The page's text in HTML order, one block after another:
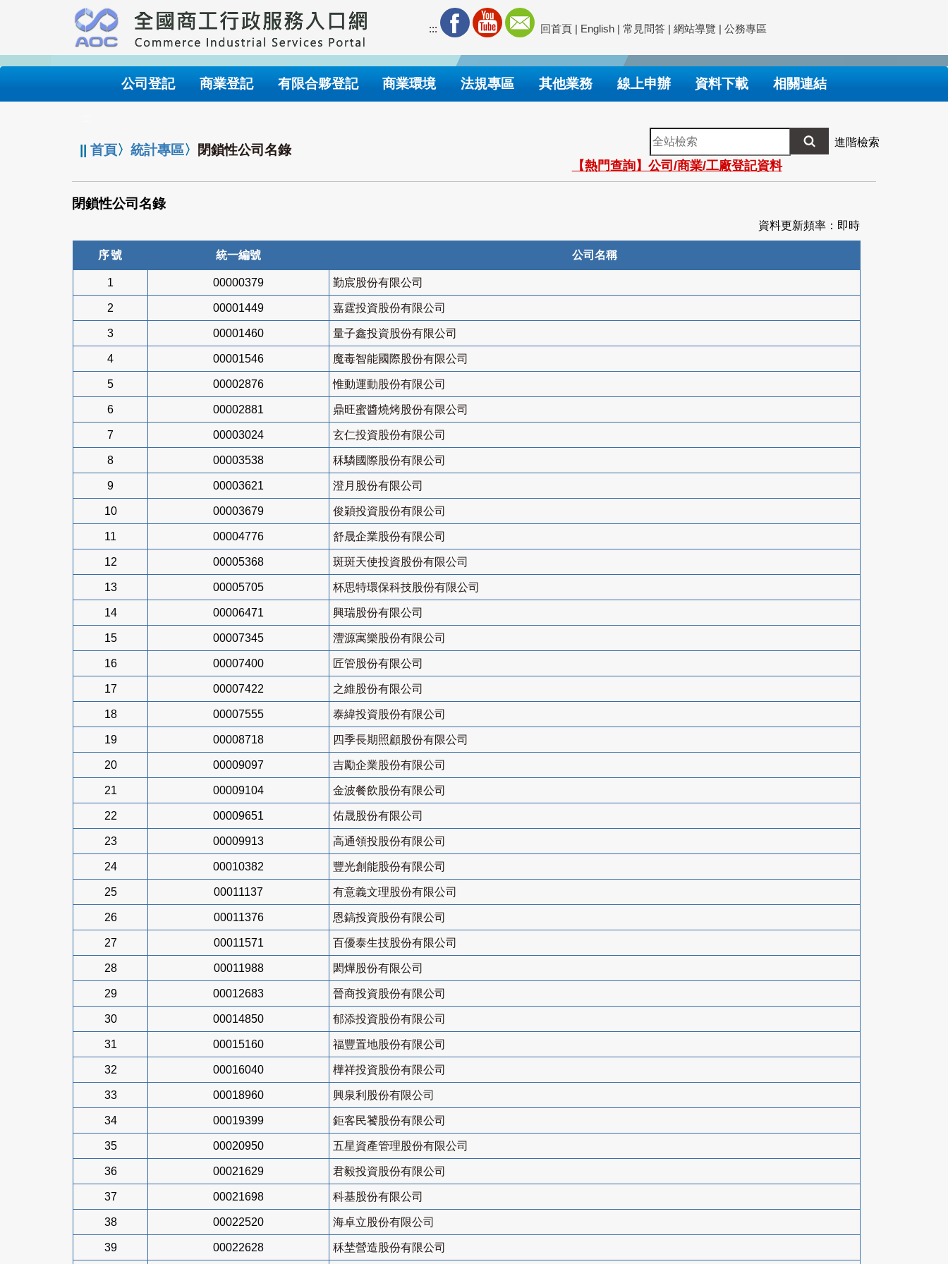
要
內
::: 回首頁 | English | 常見問答 | 網站導覽 | 公務專區
公司登記 商業登記 有限合夥登記 商業環境 法規專區 其他業務 線上申辦 資料下載 相關連結
||首頁〉統計專區〉 閉鎖性公司名錄
全
站
檢
索
進階檢索
【熱門查詢】公司/商業/工廠登記資料
閉鎖性公司名錄
資料更新頻率：即時
序號 統一編號 公司名稱
1 00000379 勤宸股份有限公司
2 00001449 嘉霆投資股份有限公司
3 00001460 量子鑫投資股份有限公司
4 00001546 魔毒智能國際股份有限公司
5 00002876 惟動運動股份有限公司
6 00002881 鼎旺蜜醬燒烤股份有限公司
7 00003024 玄仁投資股份有限公司
8 00003538 秝驎國際股份有限公司
9 00003621 澄月股份有限公司
10 00003679 俊穎投資股份有限公司
11 00004776 舒晟企業股份有限公司
12 00005368 斑斑天使投資股份有限公司
13 00005705 杯思特環保科技股份有限公司
14 00006471 興瑞股份有限公司
15 00007345 灃源寓樂股份有限公司
16 00007400 匠管股份有限公司
17 00007422 之維股份有限公司
18 00007555 泰緯投資股份有限公司
19 00008718 四季長期照顧股份有限公司
20 00009097 吉勵企業股份有限公司
21 00009104 金波餐飲股份有限公司
22 00009651 佑晟股份有限公司
23 00009913 高通領投股份有限公司
24 00010382 豐光創能股份有限公司
25 00011137 有意義文理股份有限公司
26 00011376 恩鎬投資股份有限公司
27 00011571 百優泰生技股份有限公司
28 00011988 閎燁股份有限公司
29 00012683 晉商投資股份有限公司
30 00014850 郁添投資股份有限公司
31 00015160 福豐置地股份有限公司
32 00016040 樺祥投資股份有限公司
33 00018960 興泉利股份有限公司
34 00019399 鉅客民饕股份有限公司
35 00020950 五星資產管理股份有限公司
36 00021629 君毅投資股份有限公司
37 00021698 科基股份有限公司
38 00022520 海卓立股份有限公司
39 00022628 秝埜營造股份有限公司